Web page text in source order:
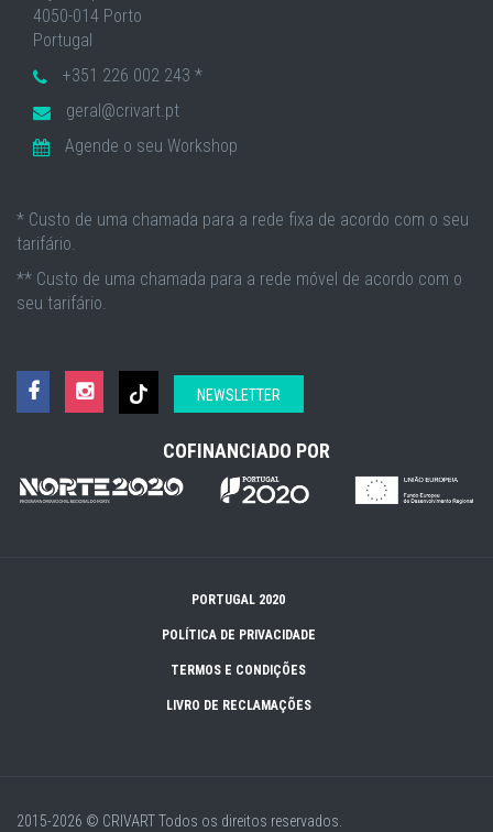
4050-014 Porto
Portugal
+351 226 002 243 *
geral@crivart.pt
Agende o seu Workshop
* Custo de uma chamada para a rede fixa de acordo com o seu
tarifário.
** Custo de uma chamada para a rede móvel de acordo com o
seu tarifário.
NEWSLETTER
COFINANCIADO POR
PORTUGAL 2020
POLÍTICA DE PRIVACIDADE
TERMOS E CONDIÇÕES
LIVRO DE RECLAMAÇÕES
2015-2026 © CRIVARTTodos os direitos reservados.